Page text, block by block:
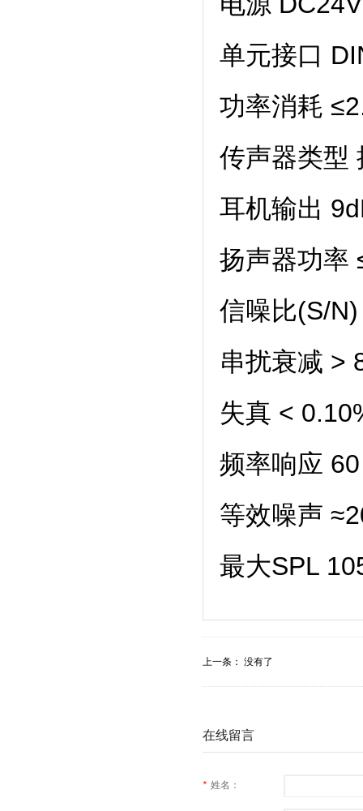
单元接口
功率消耗
传声器类型
耳机输出
扬声器功率
信噪比(S/
串扰衰减 >
失真 <
频率响应
等效噪声
最大SPL
上一条： 没有了
在线留言
* 姓名：